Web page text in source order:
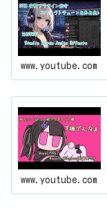
www.youtube.com
www.youtube.com